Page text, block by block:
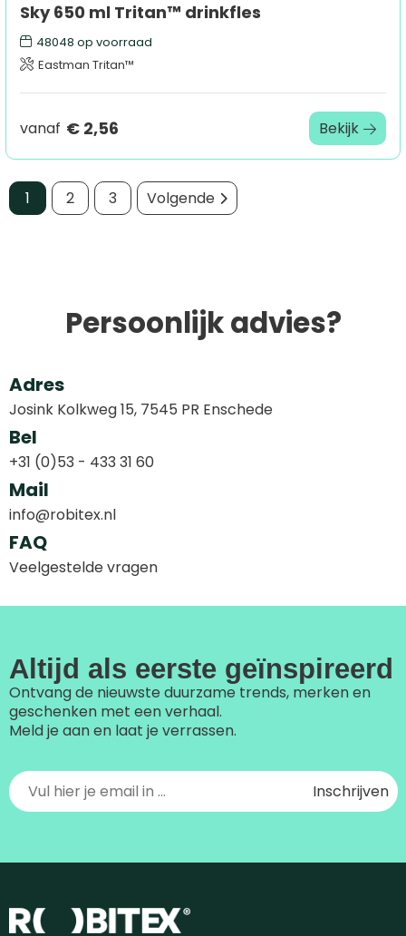
Sky 650 ml Tritan™ drinkfles
48048 op voorraad
Eastman Tritan™
vanaf € 2,56 Bekijk
1 2 3 Volgende
Persoonlijk advies?
Adres
Josink Kolkweg 15, 7545 PR Enschede
Bel
+31 (0)53 - 433 31 60
Mail
info@robitex.nl
FAQ
Veelgestelde vragen
Altijd als eerste geïnspireerd
Ontvang de nieuwste duurzame trends, merken en
geschenken met een verhaal.
Meld je aan en laat je verrassen.